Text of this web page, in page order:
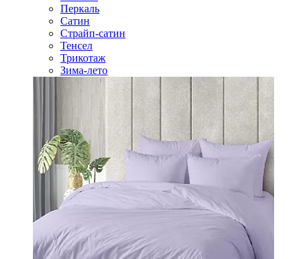
Перкаль
Сатин
Страйп-сатин
Тенсел
Трикотаж
Зима-лето